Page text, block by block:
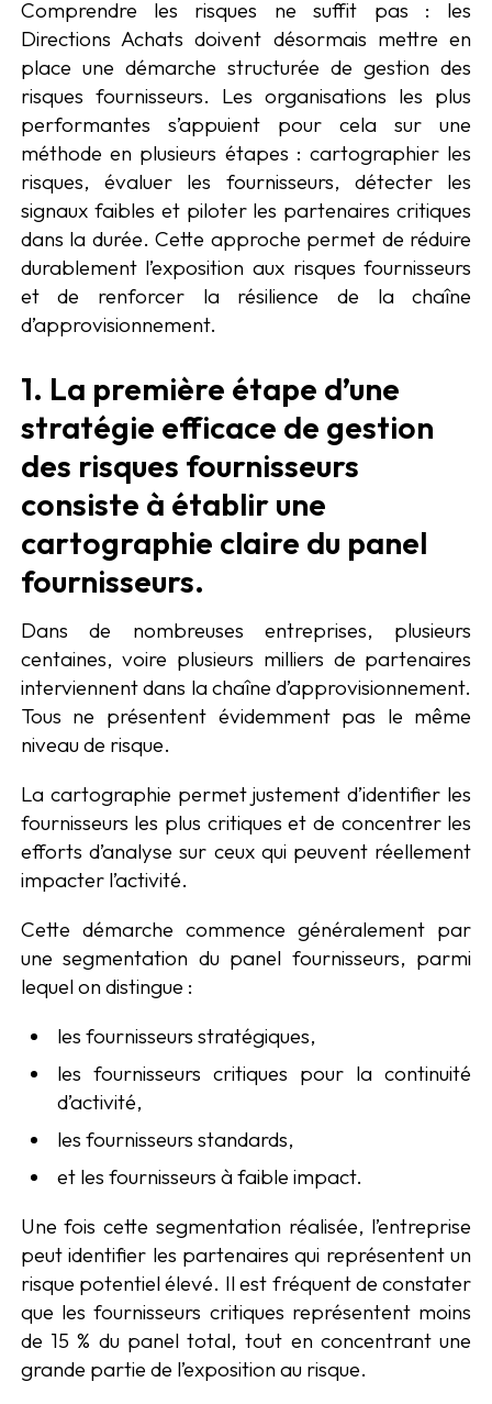
Comprendre les risques ne suffit pas : les
Directions Achats doivent désormais mettre en
place une démarche structurée de gestion des
risques fournisseurs. Les organisations les plus
performantes s’appuient pour cela sur une
méthode en plusieurs étapes : cartographier les
risques, évaluer les fournisseurs, détecter les
signaux faibles et piloter les partenaires critiques
dans la durée. Cette approche permet de réduire
durablement l’exposition aux risques fournisseurs
et de renforcer la résilience de la chaîne
d’approvisionnement.
1. La première étape d’une
stratégie efficace de gestion
des risques fournisseurs
consiste à établir une
cartographie claire du panel
fournisseurs.
Dans de nombreuses entreprises, plusieurs
centaines, voire plusieurs milliers de partenaires
interviennent dans la chaîne d’approvisionnement.
Tous ne présentent évidemment pas le même
niveau de risque.
La cartographie permet justement d’identifier les
fournisseurs les plus critiques et de concentrer les
efforts d’analyse sur ceux qui peuvent réellement
impacter l’activité.
Cette démarche commence généralement par
une segmentation du panel fournisseurs, parmi
lequel on distingue :
les fournisseurs stratégiques,
les fournisseurs critiques pour la continuité
d’activité,
les fournisseurs standards,
et les fournisseurs à faible impact.
Une fois cette segmentation réalisée, l’entreprise
peut identifier les partenaires qui représentent un
risque potentiel élevé. Il est fréquent de constater
que les fournisseurs critiques représentent moins
de 15 % du panel total, tout en concentrant une
grande partie de l’exposition au risque.